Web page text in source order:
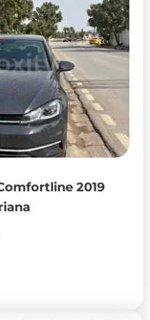
2019